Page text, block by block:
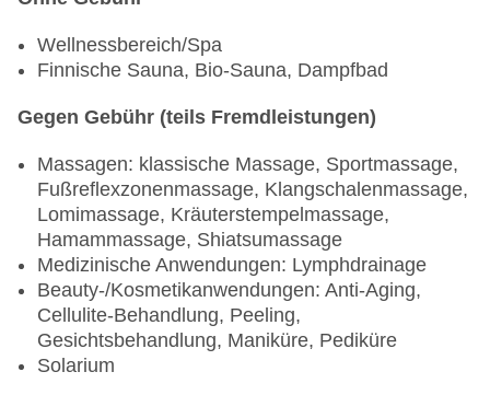
Wellnessbereich/Spa
Finnische Sauna, Bio-Sauna, Dampfbad
Gegen Gebühr (teils Fremdleistungen)
Massagen: klassische Massage, Sportmassage,
Fußreflexzonenmassage, Klangschalenmassage,
Lomimassage, Kräuterstempelmassage,
Hamammassage, Shiatsumassage
Medizinische Anwendungen: Lymphdrainage
Beauty-/Kosmetikanwendungen: Anti-Aging,
Cellulite-Behandlung, Peeling,
Gesichtsbehandlung, Maniküre, Pediküre
Solarium